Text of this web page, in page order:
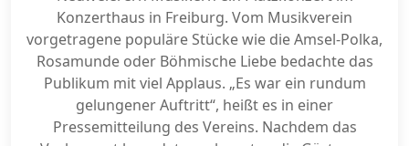
Konzerthaus in Freiburg. Vom Musikverein
vorgetragene populäre Stücke wie die Amsel-Polka,
Rosamunde oder Böhmische Liebe bedachte das
Publikum mit viel Applaus. „Es war ein rundum
gelungener Auftritt“, heißt es in einer
Pressemitteilung des Vereins. Nachdem das